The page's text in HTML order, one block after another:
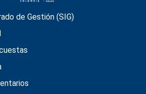
de Gestión (SIG)